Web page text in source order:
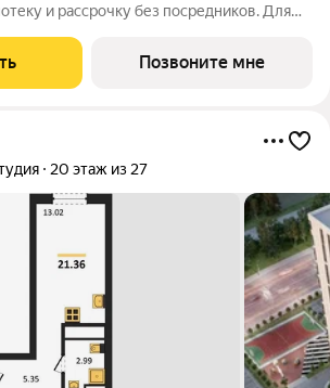
и рассрочку без посредников. Для
продаж застройщика.Позвоните мне
20 этаж из 27